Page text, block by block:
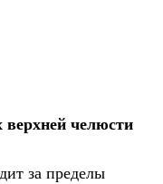
челюсти
за пределы